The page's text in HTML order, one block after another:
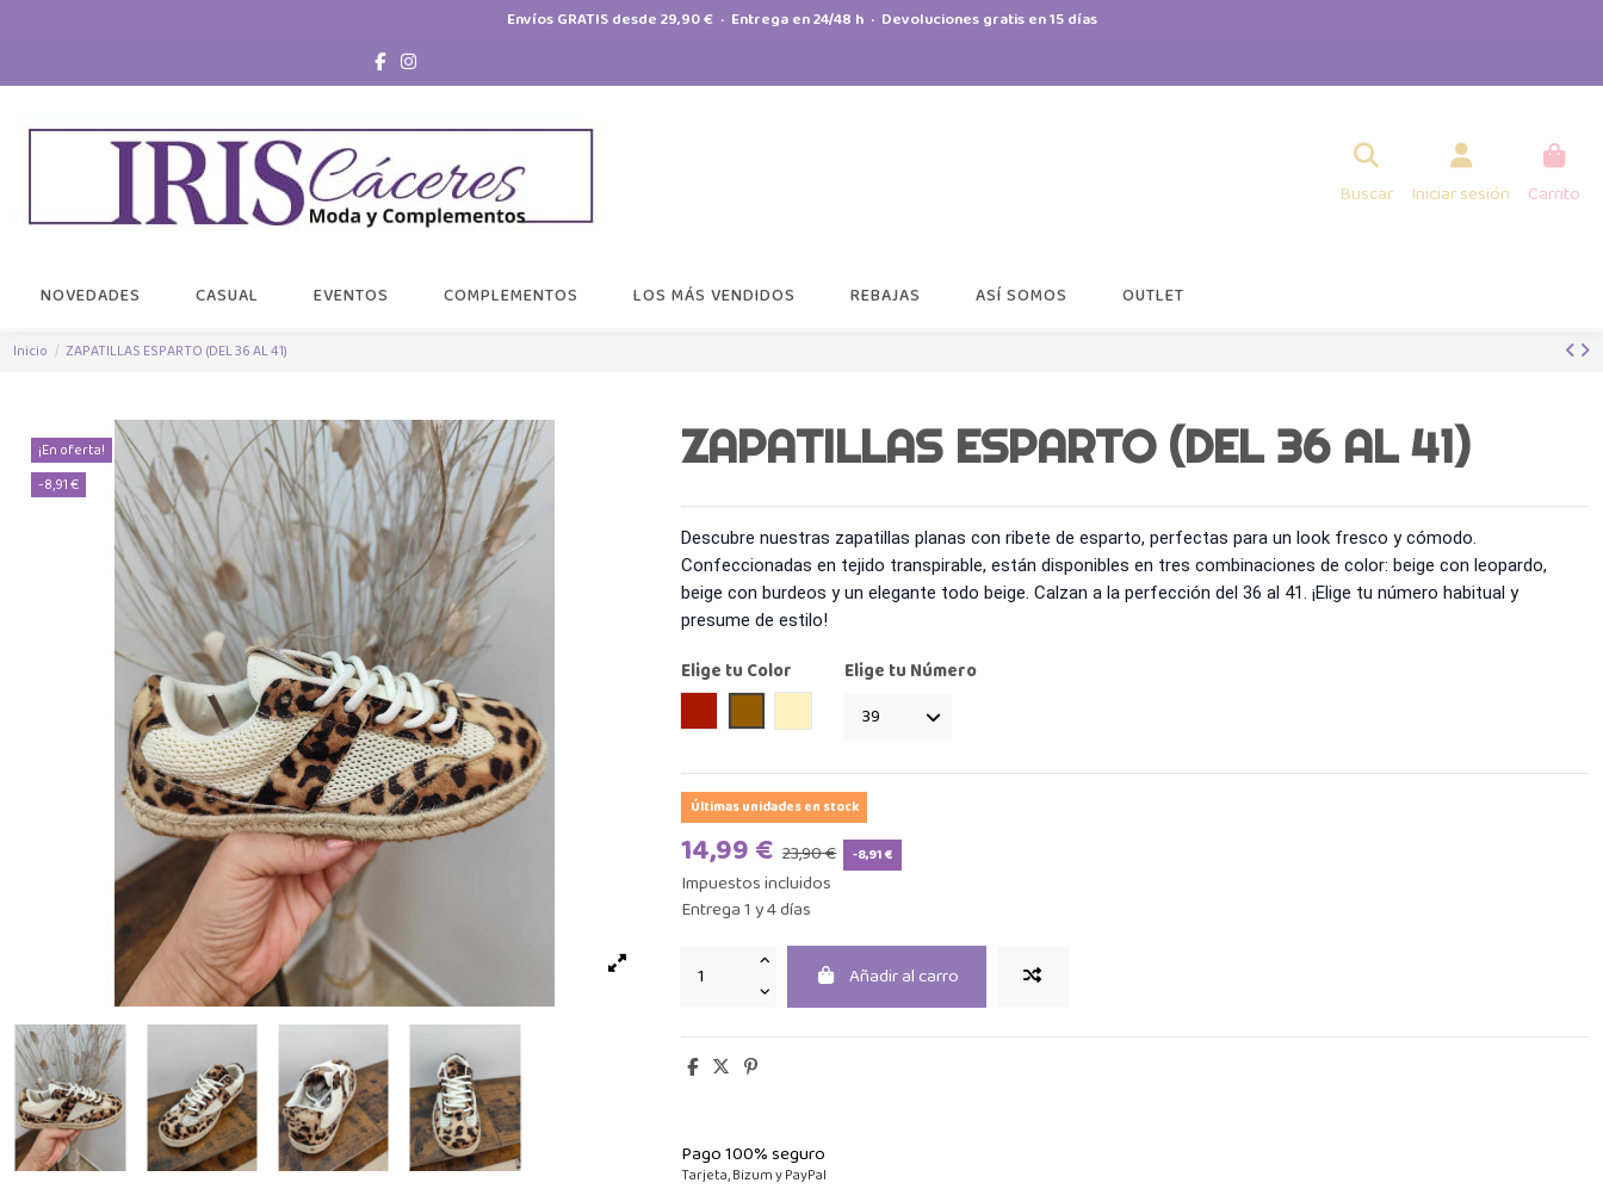
Envíos GRATIS desde 29,90 € · Entrega en 24/48 h · Devoluciones gratis en 15 días
Buscar Iniciar sesión Carrito
NOVEDADES CASUAL EVENTOS COMPLEMENTOS LOS MÁS VENDIDOS REBAJAS ASÍ SOMOS OUTLET
Inicio ZAPATILLAS ESPARTO (DEL 36 AL 41)
¡En oferta!
-8,91 €
ZAPATILLAS ESPARTO (DEL 36 AL 41)
Descubre nuestras zapatillas planas con ribete de esparto, perfectas para un look fresco y cómodo.
Confeccionadas en tejido transpirable, están disponibles en tres combinaciones de color: beige con leopardo,
beige con burdeos y un elegante todo beige. Calzan a la perfección del 36 al 41. ¡Elige tu número habitual y
presume de estilo!
Elige tu Color
Elige tu Número
Últimas unidades en stock
14,99 € 23,90 € -8,91 €
Impuestos incluidos
Entrega 1 y 4 días
Añadir al carro
Pago 100% seguro
Tarjeta, Bizum y PayPal